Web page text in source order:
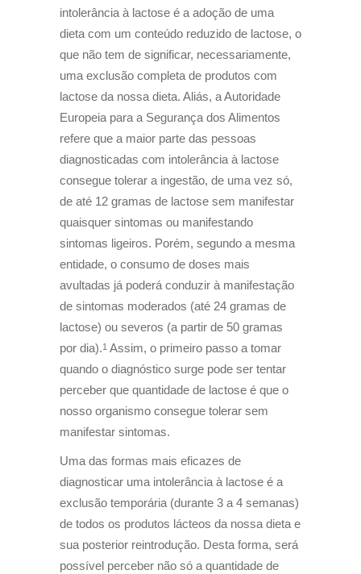
intolerância à lactose é a adoção de uma
dieta com um conteúdo reduzido de lactose, o
que não tem de significar, necessariamente,
uma exclusão completa de produtos com
lactose da nossa dieta. Aliás, a Autoridade
Europeia para a Segurança dos Alimentos
refere que a maior parte das pessoas
diagnosticadas com intolerância à lactose
consegue tolerar a ingestão, de uma vez só,
de até 12 gramas de lactose sem manifestar
quaisquer sintomas ou manifestando
sintomas ligeiros. Porém, segundo a mesma
entidade, o consumo de doses mais
avultadas já poderá conduzir à manifestação
de sintomas moderados (até 24 gramas de
lactose) ou severos (a partir de 50 gramas
por dia).1 Assim, o primeiro passo a tomar
quando o diagnóstico surge pode ser tentar
perceber que quantidade de lactose é que o
nosso organismo consegue tolerar sem
manifestar sintomas.
Uma das formas mais eficazes de
diagnosticar uma intolerância à lactose é a
exclusão temporária (durante 3 a 4 semanas)
de todos os produtos lácteos da nossa dieta e
sua posterior reintrodução. Desta forma, será
possível perceber não só a quantidade de